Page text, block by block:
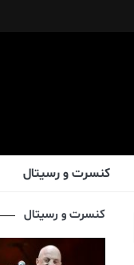
کنسرت و رسیتال
کنسرت و رسیتال